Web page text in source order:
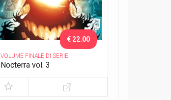
VOLUME FINALE DI SERIE
Nocterra vol. 3
€ 22.00